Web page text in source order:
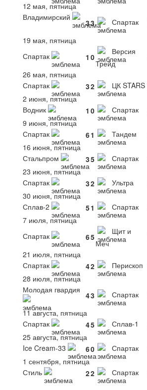
12 мая, пятница
Владимирский
33 Спартак
19 мая, пятница
Спартак
1 0
Версия
Трейд
26 мая, пятница
Спартак
32 ЦК STARS
2 июня, пятница
Водник
1 0 Спартак
9 июня, пятница
Спартак
61 Тандем
16 июня, пятница
Стальпром
35 Спартак
23 июня, пятница
Спартак
32 Ультра
30 июня, пятница
Сплав-2
51 Спартак
7 июля, пятница
Спартак
65
Щит и
Меч
21 июля, пятница
Спартак
42 Перископ
28 июля, пятница
Молодая гвардия
43 Спартак
11 августа, пятница
Спартак
45 Сплав-1
25 августа, пятница
Ice Cream-33
60 Спартак
1 сентября, пятница
Стиль
22 Спартак